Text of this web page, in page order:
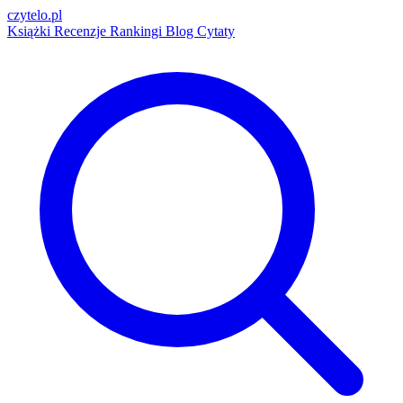
czytelo.pl
Książki Recenzje Rankingi Blog Cytaty